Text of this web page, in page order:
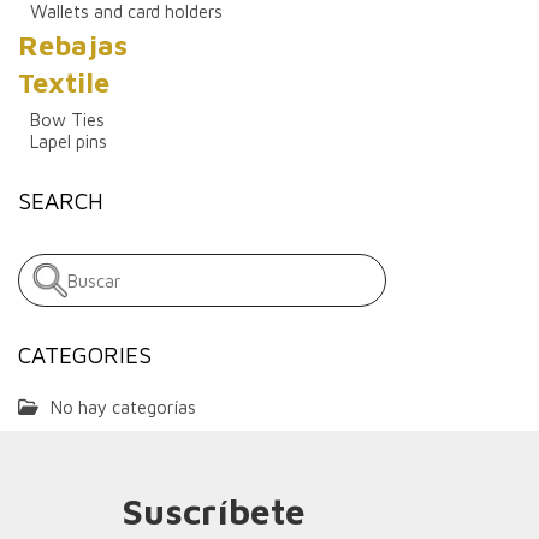
Wallets and card holders
Rebajas
Textile
Bow Ties
Lapel pins
SEARCH
CATEGORIES
No hay categorías
Suscríbete